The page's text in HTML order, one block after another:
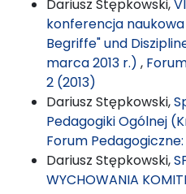
Dariusz Stępkowski,
konferencja
Begriffe" und
marca 2013 r.) ,
2 (2013)
Dariusz Stępkowski,
Pedagogiki Ogólnej
Forum Pedagogiczne:
Dariusz Stępkowski,
WYCHOWANIA